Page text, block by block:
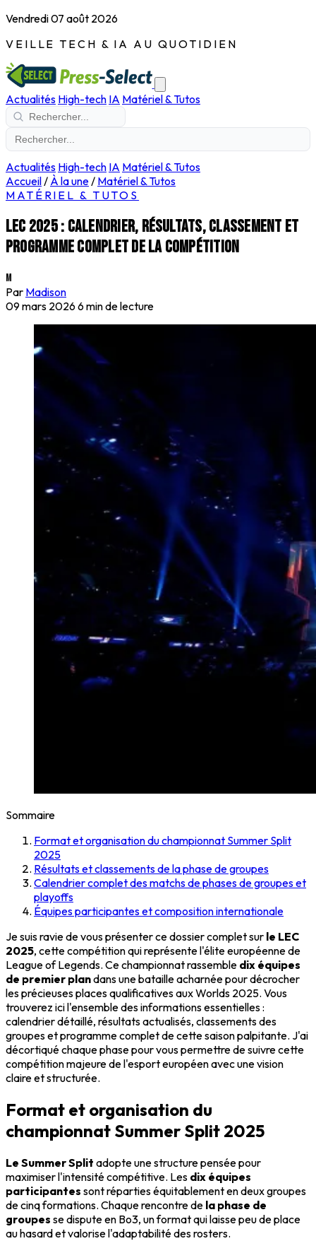
Vendredi 07 août 2026
VEILLE TECH & IA AU QUOTIDIEN
Actualités High-tech IA Matériel & Tutos
Actualités High-tech IA Matériel & Tutos
Accueil/ À la une/ Matériel & Tutos
MATÉRIEL & TUTOS
LEC 2025 : calendrier, résultats, classement et
programme complet de la compétition
M
Par Madison
09 mars 20266 min de lecture
Sommaire
Format et organisation du championnat Summer Split
2025
Résultats et classements de la phase de groupes
Calendrier complet des matchs de phases de groupes et
playoffs
Équipes participantes et composition internationale
Je suis ravie de vous présenter ce dossier complet sur le LEC
2025, cette compétition qui représente l'élite européenne de
League of Legends. Ce championnat rassemble dix équipes
de premier plandans une bataille acharnée pour décrocher
les précieuses places qualificatives aux Worlds 2025. Vous
trouverez ici l'ensemble des informations essentielles :
calendrier détaillé, résultats actualisés, classements des
groupes et programme complet de cette saison palpitante. J'ai
décortiqué chaque phase pour vous permettre de suivre cette
compétition majeure de l'esport européen avec une vision
claire et structurée.
Format et organisation du
championnat Summer Split 2025
Le Summer Split adopte une structure pensée pour
maximiser l'intensité compétitive. Les dix équipes
participantes sont réparties équitablement en deux groupes
de cinq formations. Chaque rencontre de la phase de
groupes se dispute en Bo3, un format qui laisse peu de place
au hasard et valorise l'adaptabilité des rosters.